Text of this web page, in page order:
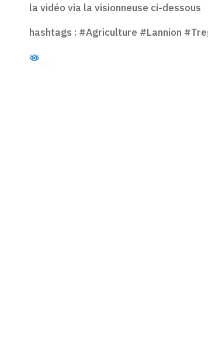
la vidéo via la visionneuse ci-dessous
hashtags : #Agriculture #Lannion